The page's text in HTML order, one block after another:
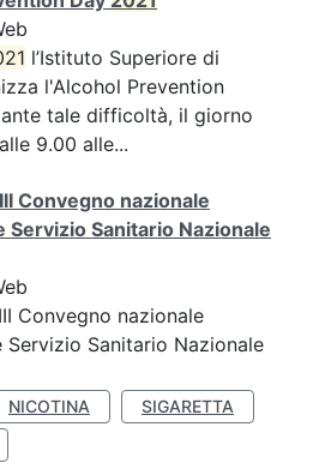
l’Istituto Superiore di
l'Alcohol Prevention
tale difficoltà, il giorno
9.00 alle...
Convegno nazionale
Servizio Sanitario Nazionale
Convegno nazionale
Servizio Sanitario Nazionale
NICOTINA
SIGARETTA